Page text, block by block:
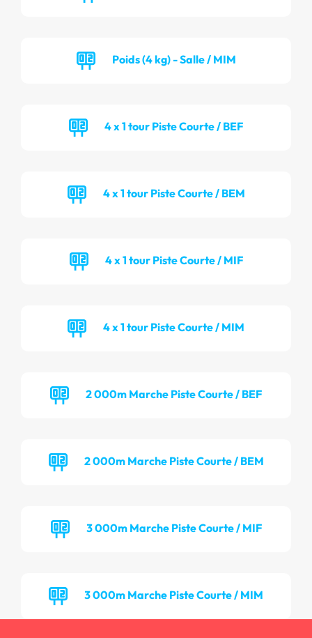
Poids (4 kg) - Salle / MIM
4 x 1 tour Piste Courte / BEF
4 x 1 tour Piste Courte / BEM
4 x 1 tour Piste Courte / MIF
4 x 1 tour Piste Courte / MIM
2 000m Marche Piste Courte / BEF
2 000m Marche Piste Courte / BEM
3 000m Marche Piste Courte / MIF
3 000m Marche Piste Courte / MIM